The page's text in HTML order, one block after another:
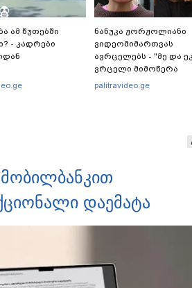
ამ წუთებში
- კადრები
ნანუკა ჟორჟოლიანი
ვიდეომიმართვას
ავრცელებს - "მე და
ვრცელი მიმოწერა
გვქონდა"
palitravideo.ge
დაემატა